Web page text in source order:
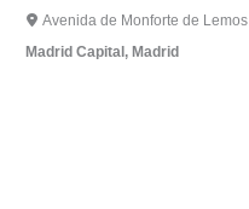
Avenida de Monforte de Lemos
Madrid Capital, Madrid